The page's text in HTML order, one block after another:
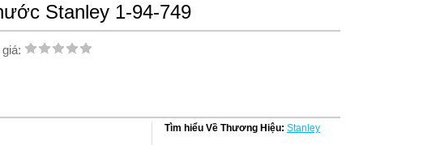
Stanley 1-94-749
Tìm hiểu Về Thương Hiệu: Stanley